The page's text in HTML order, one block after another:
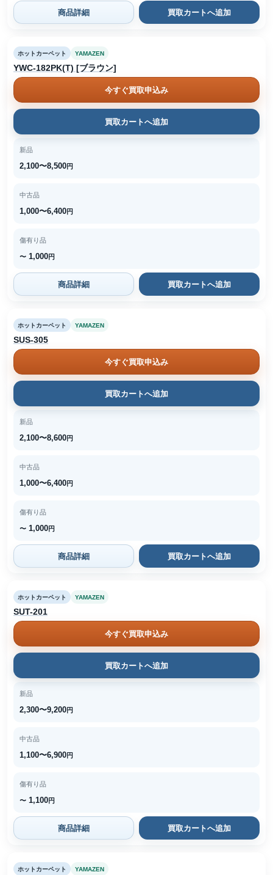
商品詳細 買取カートへ追加
ホットカーペット YAMAZEN
YWC-182PK(T) [ブラウン]
今すぐ買取申込み
買取カートへ追加
新品
2,100〜8,500円
中古品
1,000〜6,400円
傷有り品
〜 1,000円
商品詳細 買取カートへ追加
ホットカーペット YAMAZEN
SUS-305
今すぐ買取申込み
買取カートへ追加
新品
2,100〜8,600円
中古品
1,000〜6,400円
傷有り品
〜 1,000円
商品詳細 買取カートへ追加
ホットカーペット YAMAZEN
SUT-201
今すぐ買取申込み
買取カートへ追加
新品
2,300〜9,200円
中古品
1,100〜6,900円
傷有り品
〜 1,100円
商品詳細 買取カートへ追加
ホットカーペット YAMAZEN